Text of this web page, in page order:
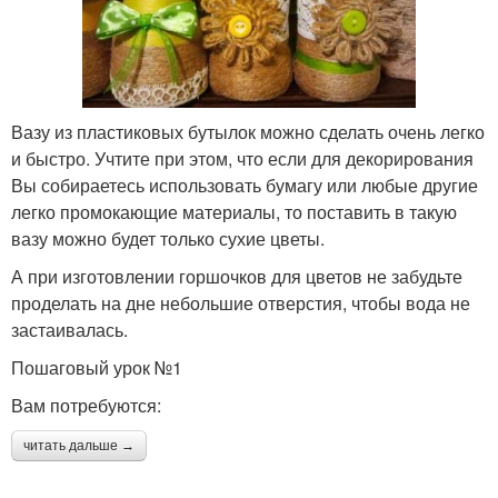
Вазу из пластиковых бутылок можно сделать очень легко
и быстро. Учтите при этом, что если для декорирования
Вы собираетесь использовать бумагу или любые другие
легко промокающие материалы, то поставить в такую
вазу можно будет только сухие цветы.
А при изготовлении горшочков для цветов не забудьте
проделать на дне небольшие отверстия, чтобы вода не
застаивалась.
Пошаговый урок №1
Вам потребуются:
читать дальше →